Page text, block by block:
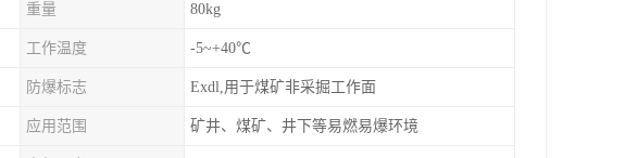
重量 80kg
工作温度 -5~+40℃
防爆标志 Exdl,用于煤矿非采掘工作面
应用范围 矿井、煤矿、井下等易燃易爆环境